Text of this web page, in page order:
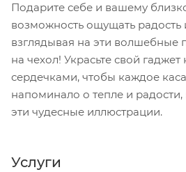
Подарите себе и вашему
возможность ощущать радость
взглядывая на эти волшебные
на чехол! Украсьте свой
сердечками, чтобы каждое
напоминало о тепле и
эти чудесные иллюстрации.
Услуги